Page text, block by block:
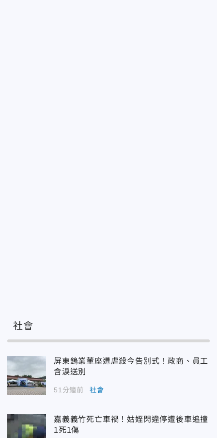
社會
屏東鎢業董座遭虐殺今告別式！政商、員工
含淚送別
51分鐘前 社會
嘉義義竹死亡車禍！姑姪閃違停遭後車追撞
1死1傷